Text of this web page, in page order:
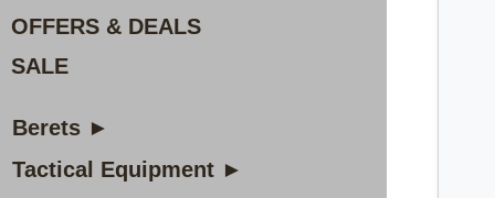
OFFERS & DEALS
SALE
Berets ►
Tactical Equipment ►